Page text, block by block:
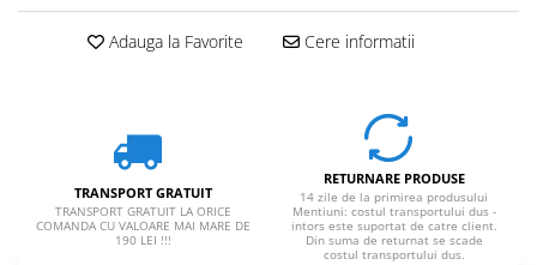
Adauga la Favorite Cere informatii
TRANSPORT GRATUIT
TRANSPORT GRATUIT LA ORICE
COMANDA CU VALOARE MAI MARE DE
190 LEI !!!
RETURNARE PRODUSE
14 zile de la primirea produsului
Mentiuni: costul transportului dus -
intors este suportat de catre client.
Din suma de returnat se scade
costul transportului dus.